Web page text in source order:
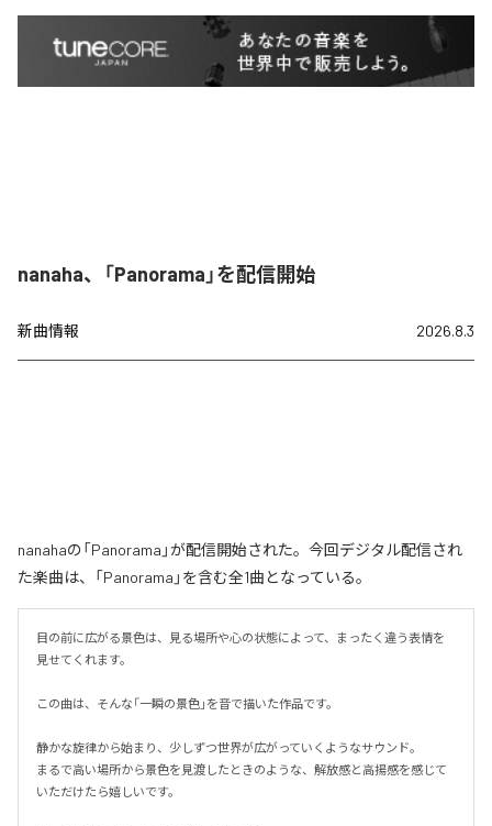
nanaha、「Panorama」を配信開始
新曲情報 2026.8.3
nanahaの「Panorama」が配信開始された。今回デジタル配信され
た楽曲は、「Panorama」を含む全1曲となっている。
目の前に広がる景色は、見る場所や心の状態によって、まったく違う表情を
見せてくれます。
この曲は、そんな「一瞬の景色」を音で描いた作品です。
静かな旋律から始まり、少しずつ世界が広がっていくようなサウンド。
まるで高い場所から景色を見渡したときのような、解放感と高揚感を感じて
いただけたら嬉しいです。